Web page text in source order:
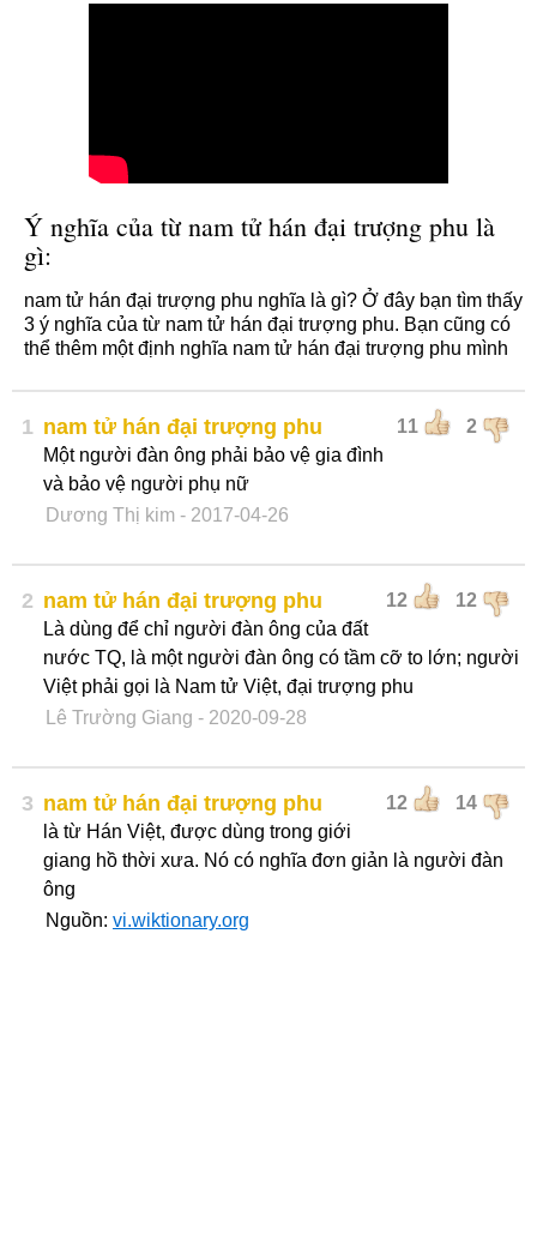
Ý nghĩa của từ nam tử hán đại trượng phu là
gì:
nam tử hán đại trượng phu nghĩa là gì? Ở đây bạn tìm thấy
3 ý nghĩa của từ nam tử hán đại trượng phu. Bạn cũng có
thể thêm một định nghĩa nam tử hán đại trượng phu mình
1 11 2
nam tử hán đại trượng phu
Một người đàn ông phải bảo vệ gia đình
và bảo vệ người phụ nữ
Dương Thị kim - 2017-04-26
2 12 12
nam tử hán đại trượng phu
Là dùng để chỉ người đàn ông của đất
nước TQ, là một người đàn ông có tầm cỡ to lớn; người
Việt phải gọi là Nam tử Việt, đại trượng phu
Lê Trường Giang - 2020-09-28
3 12 14
nam tử hán đại trượng phu
là từ Hán Việt, được dùng trong giới
giang hồ thời xưa. Nó có nghĩa đơn giản là người đàn
ông
Nguồn: vi.wiktionary.org